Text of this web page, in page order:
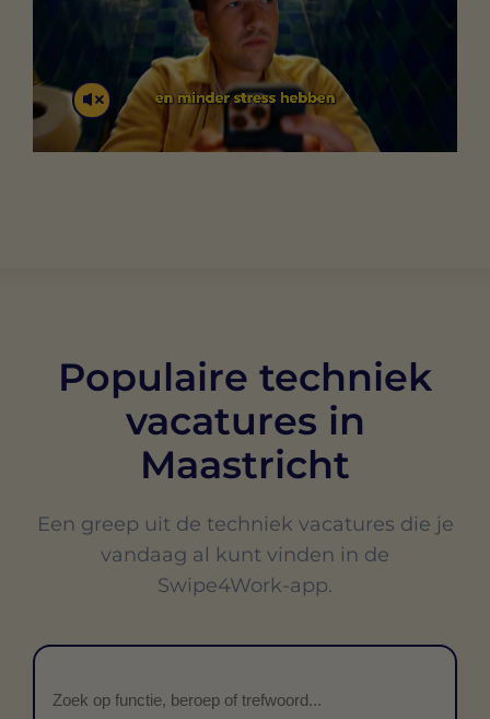
Populaire techniek
vacatures in
Maastricht
Een greep uit de techniek vacatures die je
vandaag al kunt vinden in de
Swipe4Work-app.